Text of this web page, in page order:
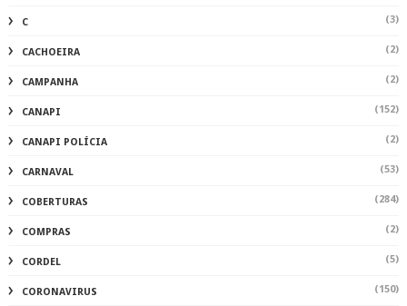
C (3)
CACHOEIRA (2)
CAMPANHA (2)
CANAPI (152)
CANAPI POLÍCIA (2)
CARNAVAL (53)
COBERTURAS (284)
COMPRAS (2)
CORDEL (5)
CORONAVIRUS (150)